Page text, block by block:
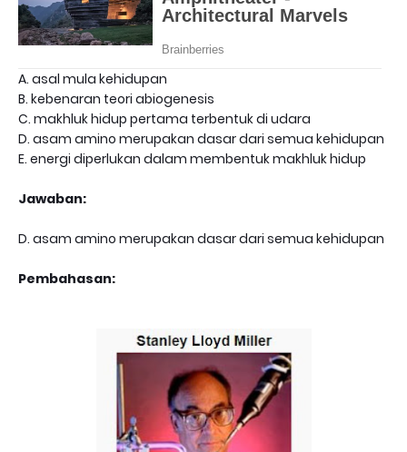
A. asal mula kehidupan
B. kebenaran teori abiogenesis
C. makhluk hidup pertama terbentuk di udara
D. asam amino merupakan dasar dari semua kehidupan
E. energi diperlukan dalam membentuk makhluk hidup
Jawaban:
D. asam amino merupakan dasar dari semua kehidupan
Pembahasan: